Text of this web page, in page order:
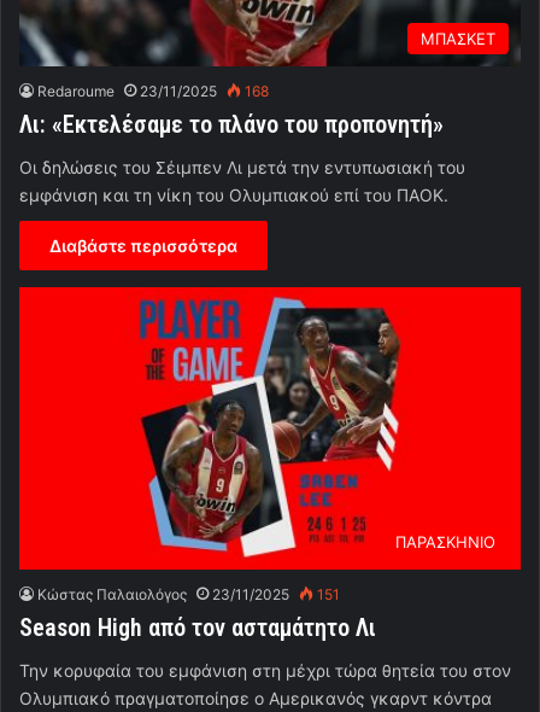
ΜΠΑΣΚΕΤ
Redaroume 23/11/2025 168
Λι: «Εκτελέσαμε το πλάνο του προπονητή»
Οι δηλώσεις του Σέιμπεν Λι μετά την εντυπωσιακή του
εμφάνιση και τη νίκη του Ολυμπιακού επί του ΠΑΟΚ.
Διαβάστε περισσότερα
ΠΑΡΑΣΚΗΝΙΟ
Κώστας Παλαιολόγος 23/11/2025 151
Season High από τον ασταμάτητο Λι
Την κορυφαία του εμφάνιση στη μέχρι τώρα θητεία του στον
Ολυμπιακό πραγματοποίησε ο Αμερικανός γκαρντ κόντρα